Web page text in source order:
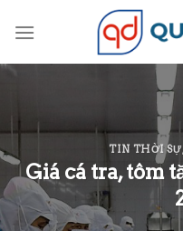
TIN THỜI SỰ
Giá cá tra, tôm